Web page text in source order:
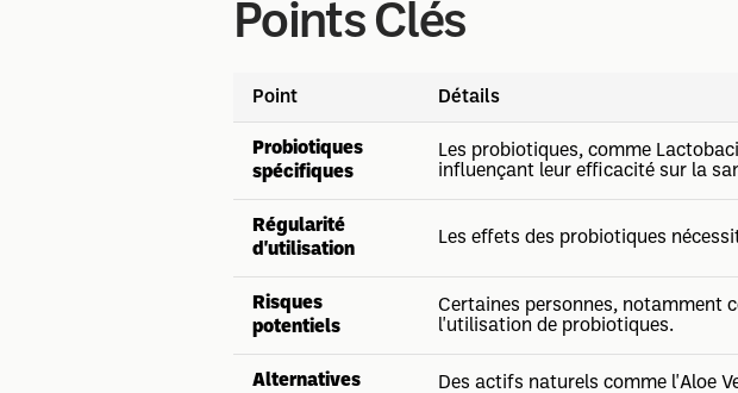
Points Clés
Point Détails
Probiotiques
spécifiques
Les probiotiques, comme
influençant leur efficacité sur la
Régularité
d'utilisation
Les effets des probiotiques
Risques
potentiels
Certaines personnes, notamment
l'utilisation de probiotiques.
Alternatives
Des actifs naturels comme l'Aloe